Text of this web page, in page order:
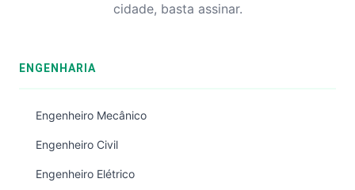
cidade, basta assinar.
ENGENHARIA
Engenheiro Mecânico
Engenheiro Civil
Engenheiro Elétrico